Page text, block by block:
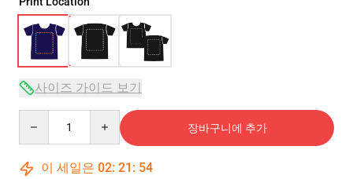
사이즈 가이드 보기
장바구니에 추가
이 세일은 02: 21 : 54